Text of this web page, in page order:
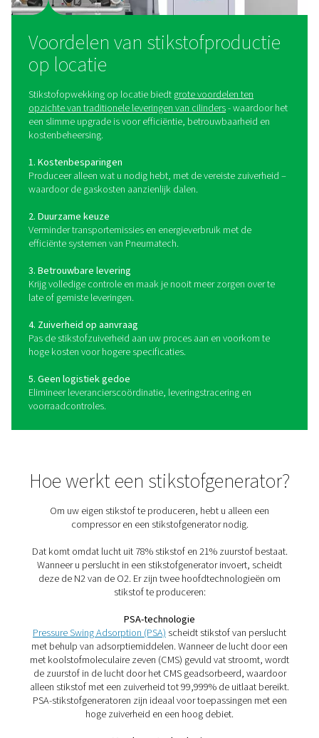
Stikstofoplossingen voor
Optimaliseer de prestaties van lasersnijden met
hulpgasoplossingen onder hoge druk van
Betrouwbare stikstofopwekking, gasmenging en
Wat is een
perslucht, die bestaat uit 78% N2 eN21% O2. Een
is de eenvoudigste, meest flexibele,
duurzame manier om uw eigen stikstofvoorziening te